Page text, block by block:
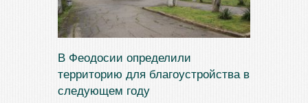
В Феодосии определили
территорию для благоустройства в
следующем году